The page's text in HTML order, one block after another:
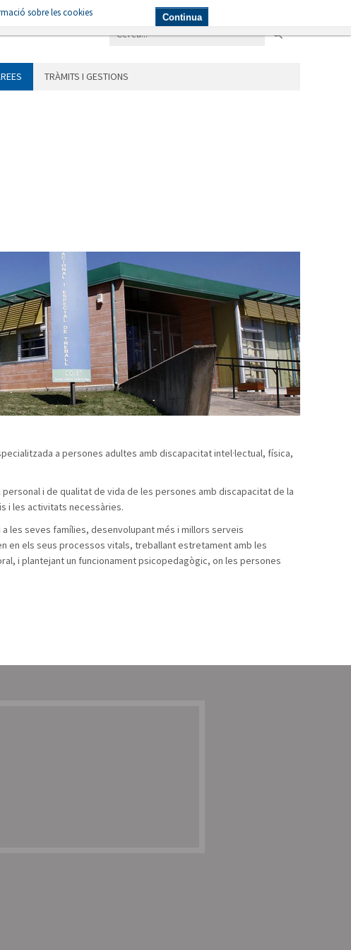
MUNICIPIS TRÀMITS I GESTIONS
TRÀMITS I GESTIONS
a persones adultes amb discapacitat intel·lectual, física,
i de qualitat de vida de les persones amb discapacitat de la
i les activitats necessàries.
les seves famílies, desenvolupant més i millors serveis
en els seus processos vitals, treballant estretament amb les
i plantejant un funcionament psicopedagògic, on les persones
sobre les cookies Continua